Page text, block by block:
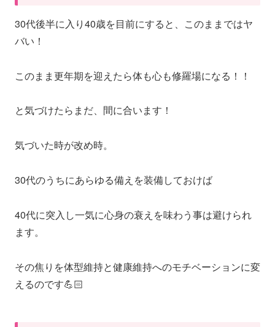
30代後半に入り40歳を目前にすると、このままではヤ
バい！
このまま更年期を迎えたら体も心も修羅場になる！！
と気づけたらまだ、間に合います！
気づいた時が改め時。
30代のうちにあらゆる備えを装備しておけば
40代に突入し一気に心身の衰えを味わう事は避けられ
ます。
その焦りを体型維持と健康維持へのモチベーションに変
えるのです💪🏻